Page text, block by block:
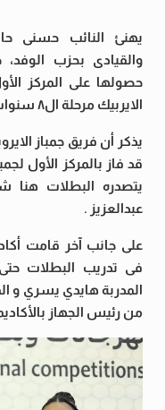
يهنئ النائب حسنى
والقيادى بحزب
حصولها على المركز
الايربيك مرحلة ال٨ سنوات .
يذكر أن فريق جمباز
يتصدره البطلات هنا
عبدالعزيز .
على جانب آخر قامت
فى تدريب البطلات
المدربة هايدي يسري و
من رئيس الجهاز